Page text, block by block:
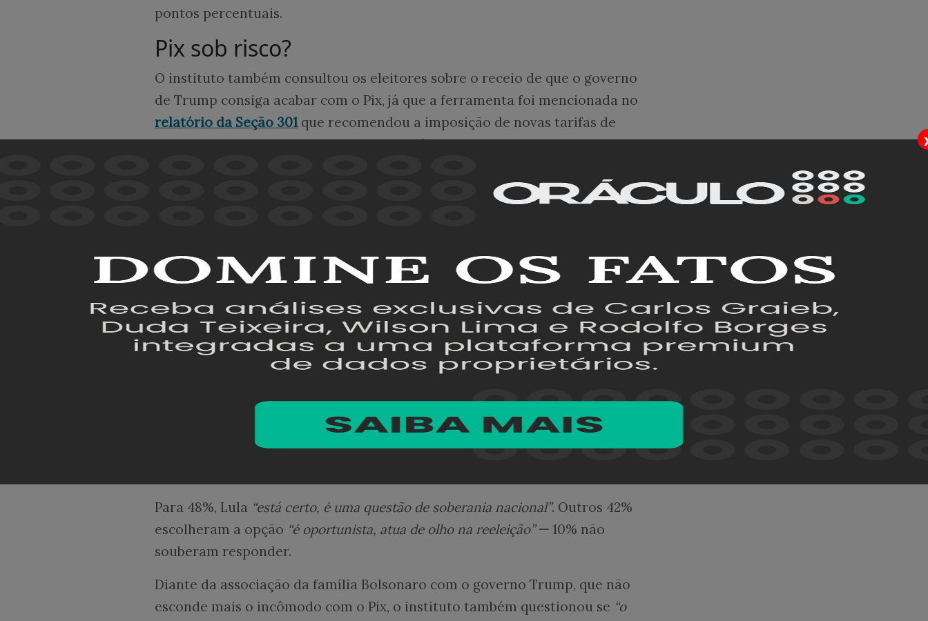
pontos percentuais.
Pix sob risco?
O instituto também consultou os eleitores sobre o receio de que o governo
de Trump consiga acabar com o Pix, já que a ferramenta foi mencionada no
relatório da Seção 301 que recomendou a imposição de novas tarifas de
importação ao Brasil, no contexto dotarifaço.
Para 41% dos consultados, esse risco existe. Outros 37% não enxergam
relação ao Pix. Para 63%, o Brasil não deveria permitir que serviços
americanos concorram com o sistema nacional.
Outros 21% responderam que sim, e 16% disseram não saber opinar.
A pesquisa indica ainda que 78% dos brasileiros já usaram o sistema de
pagamentos e que 96% de do que já fizeram um Pixaprovam a ferramenta.
A Realtime perguntou também como os eleitores interpretaram a reação de
confronto de Lula com os Estados Unidos em defesa do Pix. Nesse quesito, os
Para 48%, Lula “está certo, é uma questão de soberania nacional”. Outros 42%
escolheram a opção “é oportunista, atua de olho na reeleição” — 10% não
souberam responder.
Diante da associação da família Bolsonaro com o governo Trump, que não
esconde mais o incômodo com o Pix, o instituto também questionou se “o